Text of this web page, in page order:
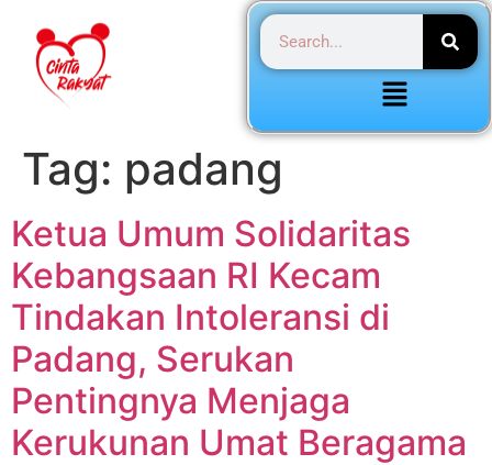
Tag: padang
Ketua Umum Solidaritas
Kebangsaan RI Kecam
Tindakan Intoleransi di
Padang, Serukan
Pentingnya Menjaga
Kerukunan Umat Beragama